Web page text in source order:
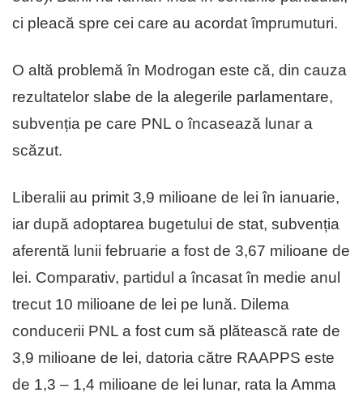
ci pleacă spre cei care au acordat împrumuturi.
O altă problemă în Modrogan este că, din cauza
rezultatelor slabe de la alegerile parlamentare,
subvenția pe care PNL o încasează lunar a
scăzut.
Liberalii au primit 3,9 milioane de lei în ianuarie,
iar după adoptarea bugetului de stat, subvenția
aferentă lunii februarie a fost de 3,67 milioane de
lei. Comparativ, partidul a încasat în medie anul
trecut 10 milioane de lei pe lună. Dilema
conducerii PNL a fost cum să plătească rate de
3,9 milioane de lei, datoria către RAAPPS este
de 1,3 – 1,4 milioane de lei lunar, rata la Amma